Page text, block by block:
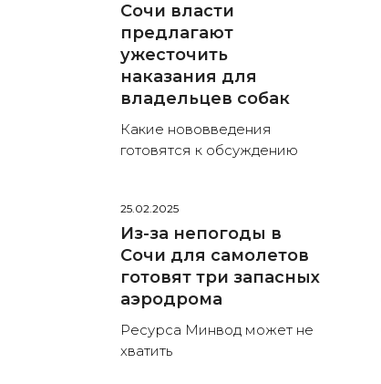
Сочи власти
предлагают
ужесточить
наказания для
владельцев собак
Какие нововведения
готовятся к обсуждению
25.02.2025
Из-за непогоды в
Сочи для самолетов
готовят три запасных
аэродрома
Ресурса Минвод может не
хватить